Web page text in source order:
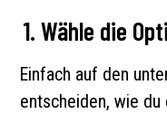
1. Wähle die
Einfach auf den
entscheiden, wie